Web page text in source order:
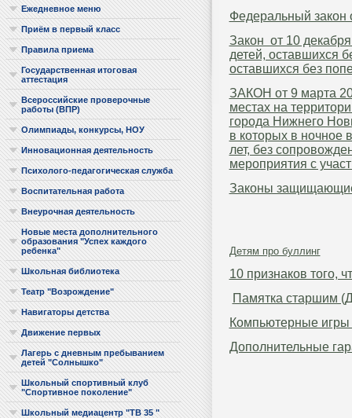
Ежедневное меню
Приём в первый класс
Правила приема
Государственная итоговая
аттестация
Всероссийские проверочные
работы (ВПР)
Олимпиады, конкурсы, НОУ
Инновационная деятельность
Психолого-педагогическая служба
Воспитательная работа
Внеурочная деятельность
Новые места дополнительного
образования "Успех каждого
ребенка"
Школьная библиотека
Театр "Возрождение"
Навигаторы детства
Движение первых
Лагерь с дневным пребыванием
детей "Солнышко"
Школьный спортивный клуб
"Спортивное поколение"
Школьный медиацентр "ТВ 35 "
Федеральный закон
Закон от 10
детей, оставшихся
оставшихся без
ЗАКОН от 9 марта
местах на
города Нижнего
в которых в ночное
лет, без
мероприятия с
Законы
Детям про буллинг
10 признаков того,
Памятка старшим
Компьютерные игры
Дополнительные